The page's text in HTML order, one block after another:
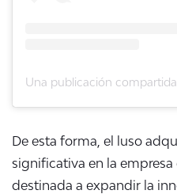
De esta forma, el luso
significativa en la empresa
destinada a expandir la